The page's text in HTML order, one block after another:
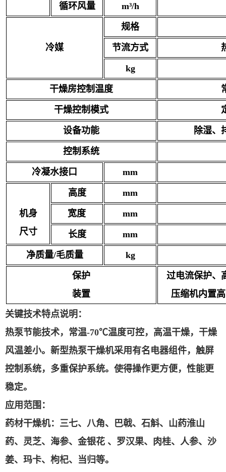
循环风量 m³/h
冷媒
规格
节流方式
kg
干燥房控制温度
干燥控制模式
设备功能 除湿、
控制系统
冷凝水接口 mm
机身
尺寸
高度 mm
宽度 mm
长度 mm
净质量/毛质量 kg
保护
装置
过电流保护、
压缩机内置
关键技术特点说明：
热泵节能技术，常温-70℃温度可控，高温干燥，干燥
风温差小。新型热泵干燥机采用有名 电器组件，触屏
控制系统，多重保护系统。使得操作更方便，性能更
稳定。
应用范围：
药材干燥机： 三七、八角、巴戟、石斛、山药淮山
药、灵芝、海参、金银花 、罗汉果、肉桂、人参、沙
姜、玛卡、枸杞、当归等。